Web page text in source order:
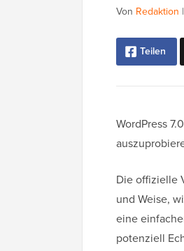
Von Redaktion |
Teilen
WordPress
Die offizielle
und Weise,
eine
potenziell